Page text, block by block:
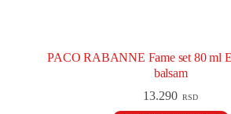
PACO RABANNE Fame set 80 ml
balsam
13.290 RSD